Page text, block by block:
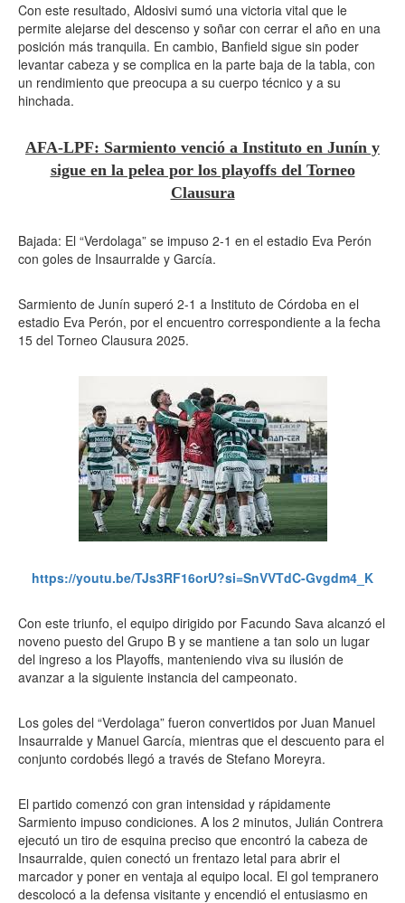
Con este resultado, Aldosivi sumó una victoria vital que le
permite alejarse del descenso y soñar con cerrar el año en una
posición más tranquila. En cambio, Banfield sigue sin poder
levantar cabeza y se complica en la parte baja de la tabla, con
un rendimiento que preocupa a su cuerpo técnico y a su
hinchada.
AFA-LPF: Sarmiento venció a Instituto en Junín y
sigue en la pelea por los playoffs del Torneo
Clausura
Bajada: El “Verdolaga” se impuso 2-1 en el estadio Eva Perón
con goles de Insaurralde y García.
Sarmiento de Junín superó 2-1 a Instituto de Córdoba en el
estadio Eva Perón, por el encuentro correspondiente a la fecha
15 del Torneo Clausura 2025.
https://youtu.be/TJs3RF16orU?si=SnVVTdC-Gvgdm4_K
Con este triunfo, el equipo dirigido por Facundo Sava alcanzó el
noveno puesto del Grupo B y se mantiene a tan solo un lugar
del ingreso a los Playoffs, manteniendo viva su ilusión de
avanzar a la siguiente instancia del campeonato.
Los goles del “Verdolaga” fueron convertidos por Juan Manuel
Insaurralde y Manuel García, mientras que el descuento para el
conjunto cordobés llegó a través de Stefano Moreyra.
El partido comenzó con gran intensidad y rápidamente
Sarmiento impuso condiciones. A los 2 minutos, Julián Contrera
ejecutó un tiro de esquina preciso que encontró la cabeza de
Insaurralde, quien conectó un frentazo letal para abrir el
marcador y poner en ventaja al equipo local. El gol tempranero
descolocó a la defensa visitante y encendió el entusiasmo en